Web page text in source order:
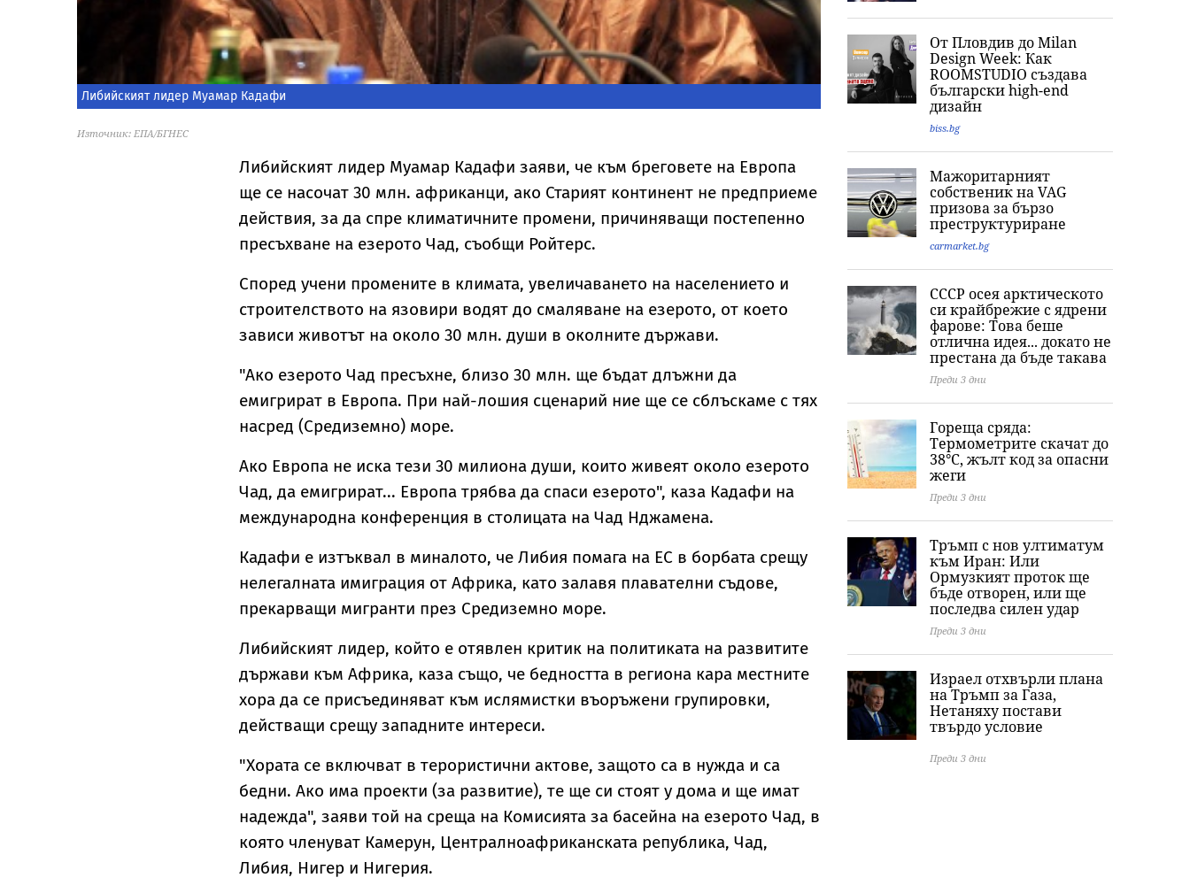
Либийският лидер Муамар Кадафи
Източник: ЕПА/БГНЕС
Либийският лидер Муамар Кадафи заяви, че към бреговете на Европа
ще се насочат 30 млн. африканци, ако Старият континент не предприеме
действия, за да спре климатичните промени, причиняващи постепенно
пресъхване на езерото Чад, съобщи Ройтерс.
Според учени промените в климата, увеличаването на населението и
строителството на язовири водят до смаляване на езерото, от което
зависи животът на около 30 млн. души в околните държави.
"Ако езерото Чад пресъхне, близо 30 млн. ще бъдат длъжни да
емигрират в Европа. При най-лошия сценарий ние ще се сблъскаме с тях
насред (Средиземно) море.
Ако Европа не иска тези 30 милиона души, които живеят около езерото
Чад, да емигрират... Европа трябва да спаси езерото", каза Кадафи на
международна конференция в столицата на Чад Нджамена.
Кадафи е изтъквал в миналото, че Либия помага на ЕС в борбата срещу
нелегалната имиграция от Африка, като залавя плавателни съдове,
прекарващи мигранти през Средиземно море.
Либийският лидер, който е отявлен критик на политиката на развитите
държави към Африка, каза също, че бедността в региона кара местните
хора да се присъединяват към ислямистки въоръжени групировки,
действащи срещу западните интереси.
"Хората се включват в терористични актове, защото са в нужда и са
бедни. Ако има проекти (за развитие), те ще си стоят у дома и ще имат
надежда", заяви той на среща на Комисията за басейна на езерото Чад, в
която членуват Камерун, Централноафриканската република, Чад,
Либия, Нигер и Нигерия.
От Пловдив до Milan
Design Week: Как
ROOMSTUDIO създава
български high-end
дизайн
biss.bg
Мажоритарният
собственик на VAG
призова за бързо
преструктуриране
carmarket.bg
СССР осея арктическото
си крайбрежие с ядрени
фарове: Това беше
отлична идея... докато не
престана да бъде такава
Преди 3 дни
Гореща сряда:
Термометрите скачат до
38°C, жълт код за опасни
жеги
Преди 3 дни
Тръмп с нов ултиматум
към Иран: Или
Ормузкият проток ще
бъде отворен, или ще
последва силен удар
Преди 3 дни
Израел отхвърли плана
на Тръмп за Газа,
Нетаняху постави
твърдо условие
Преди 3 дни